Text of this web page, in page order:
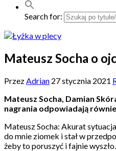
Search for:
Mateusz Socha o
PrzezAdrian 27 stycznia 2021
Mateusz Socha, Damian
nagrania odpowiadają
Mateusz Socha: Akurat
do mnie ziomek i stał w
żeby to poruszyć i fajnie wyszło.